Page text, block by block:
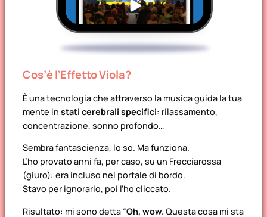
Cos’è l’Effetto Viola?
È una tecnologia che attraverso la musica guida la tua
mente in stati cerebrali specifici: rilassamento,
concentrazione, sonno profondo…
Sembra fantascienza, lo so. Ma funziona.
L’ho provato anni fa, per caso, su un Frecciarossa
(giuro): era incluso nel portale di bordo.
Stavo per ignorarlo, poi l’ho cliccato.
Risultato: mi sono detta “Oh, wow. Questa cosa mi sta